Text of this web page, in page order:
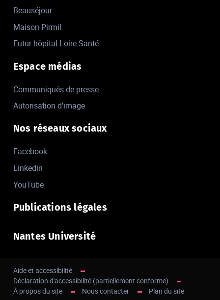
Beauséjour
Maison Pirmil
Futur hôpital Loire Santé
Espace médias
Communiqués de presse
Autorisation d'image
Nos réseaux sociaux
Facebook
Linkedin
YouTube
Publications légales
Nantes Université
Aide et accessibilité
Déclaration d'accessibilité (partiellement conforme)
À propos du site
Nous contacter Plan du site